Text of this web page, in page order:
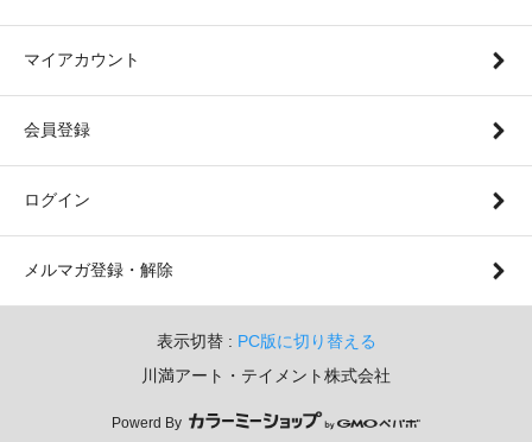
マイアカウント
会員登録
ログイン
メルマガ登録・解除
表示切替 : PC版に切り替える
川満アート・テイメント株式会社
Powerd By